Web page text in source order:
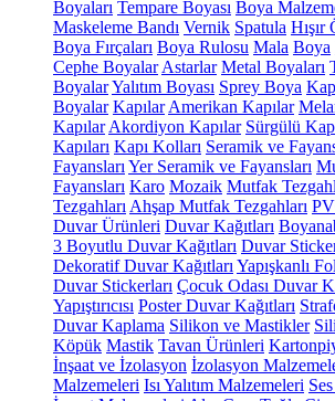
Boyaları Tempare Boyası Boya
Maskeleme Bandı Vernik Spatula Hışır
Boya Fırçaları Boya Rulosu Mala Boya
Cephe Boyalar Astarlar Metal Boyaları
BoyalarYalıtım Boyası Sprey Boya
Boyalar Kapılar Amerikan Kapılar
Kapılar Akordiyon Kapılar Sürgülü
Kapıları Kapı Kolları Seramik ve
Fayansları Yer Seramik ve Fayansları
Fayansları Karo Mozaik Mutfak
Tezgahları Ahşap Mutfak Tezgahları
Duvar Ürünleri Duvar Kağıtları
3 Boyutlu Duvar Kağıtları Duvar
Dekoratif Duvar Kağıtları Yapışkanlı
Duvar Stickerları Çocuk Odası Duvar
Yapıştırıcısı Poster Duvar Kağıtları
Duvar Kaplama Silikon ve Mastikler
Köpük Mastik Tavan Ürünleri
İnşaat ve İzolasyon İzolasyon
Malzemeleri Isı Yalıtım Malzemeleri